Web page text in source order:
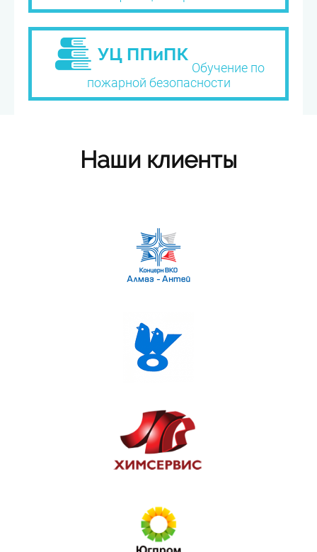
Обучение по
пожарной безопасности
Наши клиенты